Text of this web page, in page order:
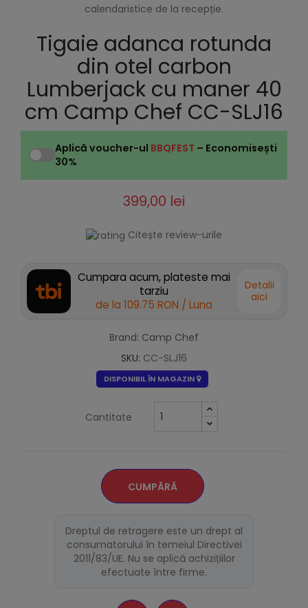
calendaristice de la recepție.
Tigaie adanca rotunda
din otel carbon
Lumberjack cu maner 40
cm Camp Chef CC-SLJ16
Aplică voucher-ul BBQFEST – Economisești
30%
399,00 lei
Citește review-urile
Cumpara acum, plateste mai
tarziu
de la 109.75 RON / Luna
Detalii
aici
Brand: Camp Chef
SKU: CC-SLJ16
DISPONIBIL ÎN MAGAZIN
Cantitate
CUMPĂRĂ
Dreptul de retragere este un drept al
consumatorului în temeiul Directivei
2011/83/UE. Nu se aplică achizițiilor
efectuate între firme.